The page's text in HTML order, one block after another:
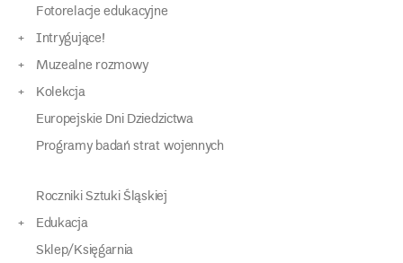
Fotorelacje edukacyjne
Intrygujące!
Muzealne rozmowy
Kolekcja
Europejskie Dni Dziedzictwa
Programy badań strat wojennych
Roczniki Sztuki Śląskiej
Edukacja
Sklep/Księgarnia